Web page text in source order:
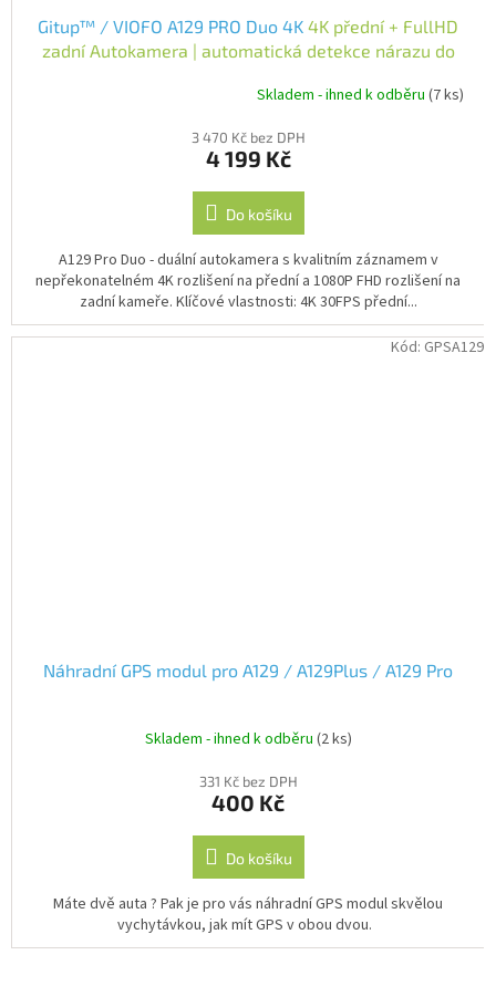
Gitup™ / VIOFO A129 PRO Duo 4K 4K přední + FullHD
zadní Autokamera | automatická detekce nárazu do
Skladem - ihned k odběru (7 ks)
3 470 Kč bez DPH
4 199 Kč
Do košíku
A129 Pro Duo - duální autokamera s kvalitním záznamem v
nepřekonatelném 4K rozlišení na přední a 1080P FHD rozlišení na
zadní kameře. Klíčové vlastnosti: 4K 30FPS přední...
Náhradní GPS modul pro A129 / A129Plus / A129 Pro
Skladem - ihned k odběru (2 ks)
331 Kč bez DPH
400 Kč
Do košíku
Máte dvě auta ? Pak je pro vás náhradní GPS modul skvělou
vychytávkou, jak mít GPS v obou dvou.
Kód: GPSA129